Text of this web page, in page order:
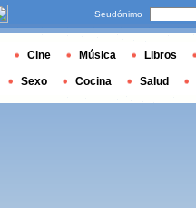
Seudónimo
Cine Música Libros
Sexo Cocina Salud